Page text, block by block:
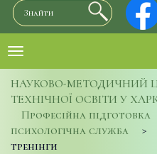
НАУКОВО-МЕТОДИЧНИЙ
ТЕХНІЧНОЇ ОСВІТИ У
Професійна підготовка
психологічна служба
>
тренінги